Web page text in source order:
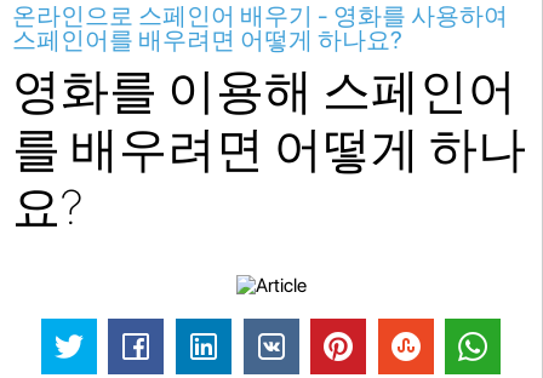
온라인으로 스페인어 배우기 - 영화를 사용하여
스페인어를 배우려면 어떻게 하나요?
영화를 이용해 스페인어
를 배우려면 어떻게 하나
요?